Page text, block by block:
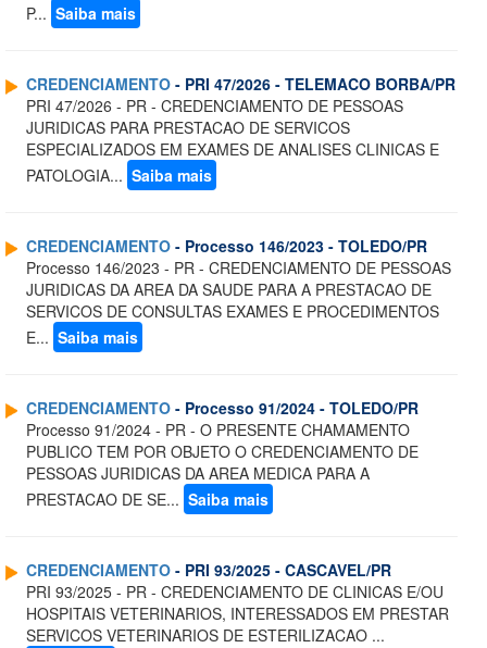
P... Saiba mais
CREDENCIAMENTO - PRI 47/2026 - TELEMACO BORBA/PR
PRI 47/2026 - PR - CREDENCIAMENTO DE PESSOAS
JURIDICAS PARA PRESTACAO DE SERVICOS
ESPECIALIZADOS EM EXAMES DE ANALISES CLINICAS E
PATOLOGIA... Saiba mais
CREDENCIAMENTO - Processo 146/2023 - TOLEDO/PR
Processo 146/2023 - PR - CREDENCIAMENTO DE PESSOAS
JURIDICAS DA AREA DA SAUDE PARA A PRESTACAO DE
SERVICOS DE CONSULTAS EXAMES E PROCEDIMENTOS
E... Saiba mais
CREDENCIAMENTO - Processo 91/2024 - TOLEDO/PR
Processo 91/2024 - PR - O PRESENTE CHAMAMENTO
PUBLICO TEM POR OBJETO O CREDENCIAMENTO DE
PESSOAS JURIDICAS DA AREA MEDICA PARA A
PRESTACAO DE SE... Saiba mais
CREDENCIAMENTO - PRI 93/2025 - CASCAVEL/PR
PRI 93/2025 - PR - CREDENCIAMENTO DE CLINICAS E/OU
HOSPITAIS VETERINARIOS, INTERESSADOS EM PRESTAR
SERVICOS VETERINARIOS DE ESTERILIZACAO ...